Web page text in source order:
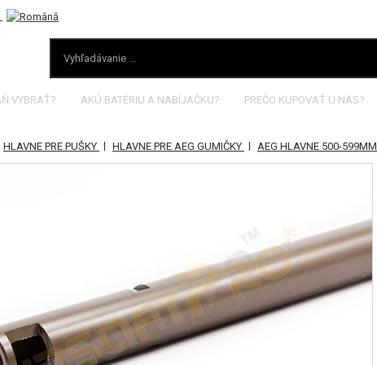
VYBRAŤ? AKÚ BATÉRIU A NABÍJAČKU? PREČO KUPOVAŤ U NÁS?
HLAVNE PRE PUŠKY | HLAVNE PRE AEG GUMIČKY | AEG HLAVNE 500-599MM